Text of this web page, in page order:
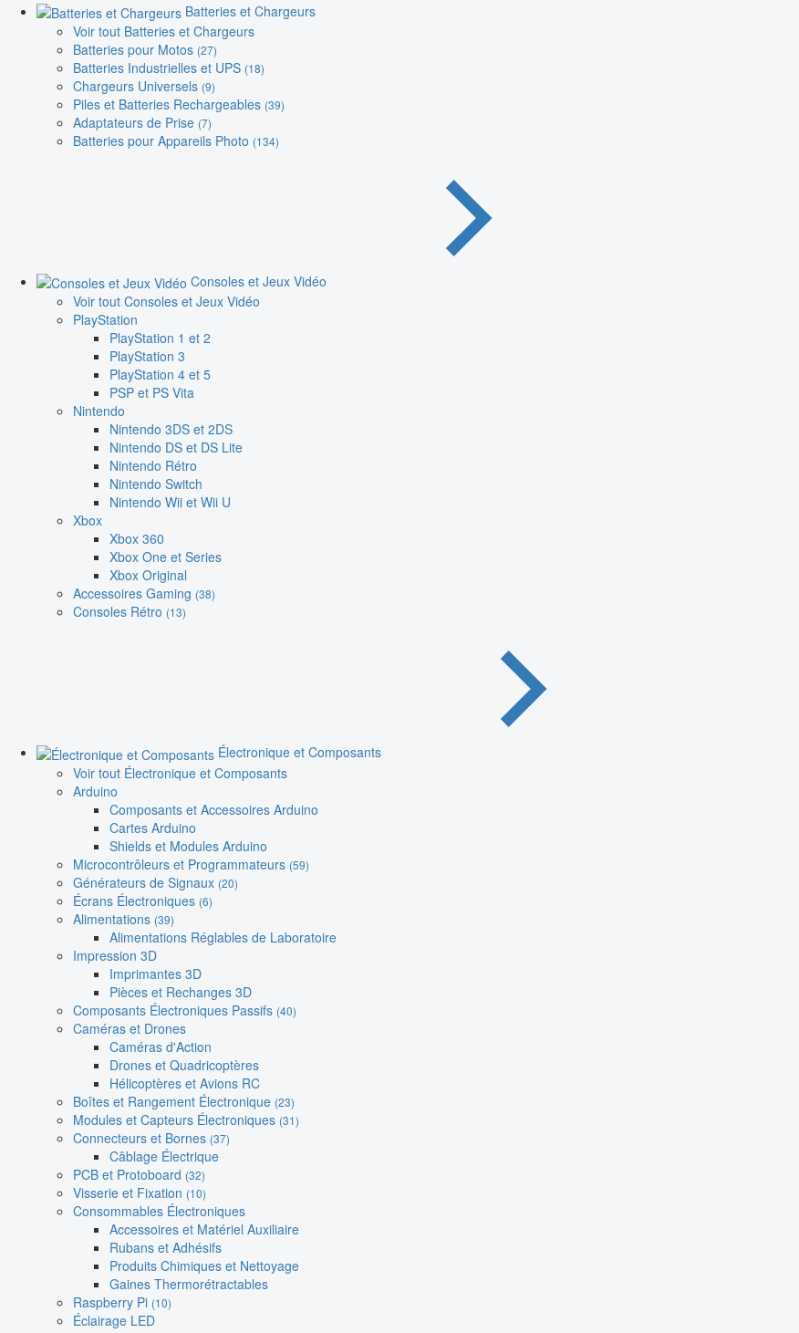
Batteries et Chargeurs
Voir tout Batteries et Chargeurs
Batteries pour Motos (27)
Batteries Industrielles et UPS (18)
Chargeurs Universels (9)
Piles et Batteries Rechargeables (39)
Adaptateurs de Prise (7)
Batteries pour Appareils Photo (134)
Consoles et Jeux Vidéo
Voir tout Consoles et Jeux Vidéo
PlayStation
PlayStation 1 et 2
PlayStation 3
PlayStation 4 et 5
PSP et PS Vita
Nintendo
Nintendo 3DS et 2DS
Nintendo DS et DS Lite
Nintendo Rétro
Nintendo Switch
Nintendo Wii et Wii U
Xbox
Xbox 360
Xbox One et Series
Xbox Original
Accessoires Gaming (38)
Consoles Rétro (13)
Électronique et Composants
Voir tout Électronique et Composants
Arduino
Composants et Accessoires Arduino
Cartes Arduino
Shields et Modules Arduino
Microcontrôleurs et Programmateurs (59)
Générateurs de Signaux (20)
Écrans Électroniques (6)
Alimentations (39)
Alimentations Réglables de Laboratoire
Impression 3D
Imprimantes 3D
Pièces et Rechanges 3D
Composants Électroniques Passifs (40)
Caméras et Drones
Caméras d'Action
Drones et Quadricoptères
Hélicoptères et Avions RC
Boîtes et Rangement Électronique (23)
Modules et Capteurs Électroniques (31)
Connecteurs et Bornes (37)
Câblage Électrique
PCB et Protoboard (32)
Visserie et Fixation (10)
Consommables Électroniques
Accessoires et Matériel Auxiliaire
Rubans et Adhésifs
Produits Chimiques et Nettoyage
Gaines Thermorétractables
Raspberry Pi (10)
Éclairage LED